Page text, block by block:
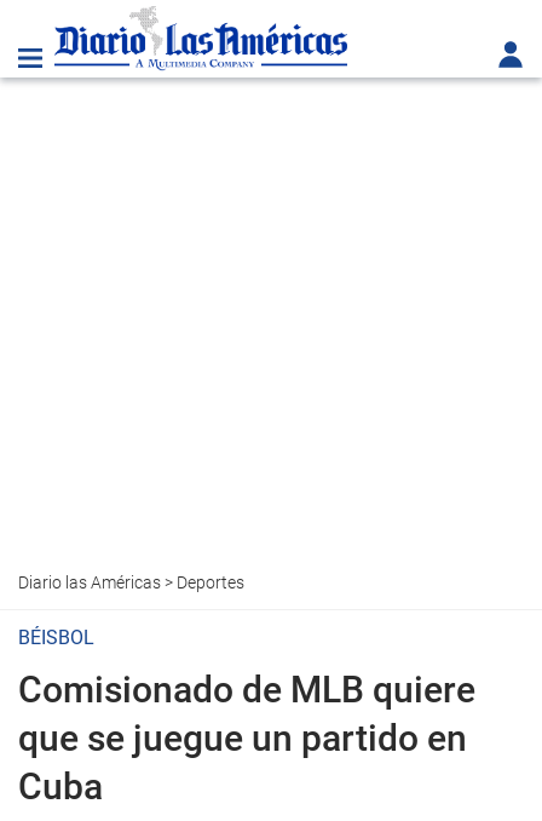
Diario las Américas> Deportes
BÉISBOL
Comisionado de MLB quiere
que se juegue un partido en
Cuba